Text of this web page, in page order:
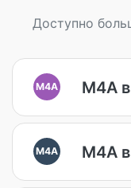
Доступно
M4A M4A
M4A M4A